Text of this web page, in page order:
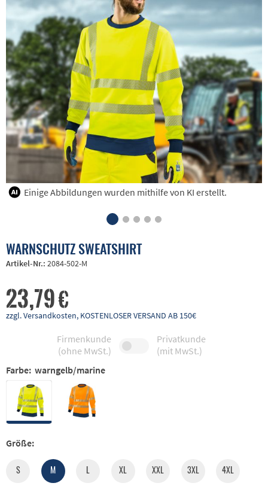
Einige Abbildungen wurden mithilfe von KI erstellt.
WARNSCHUTZ SWEATSHIRT
Artikel-Nr.: 2084-502-M
23,79 €
zzgl. Versandkosten, KOSTENLOSER VERSAND AB 150€
Firmenkunde
(ohne MwSt.)
Privatkunde
(mit MwSt.)
Farbe: warngelb/marine
Größe:
S M L XL XXL 3XL 4XL